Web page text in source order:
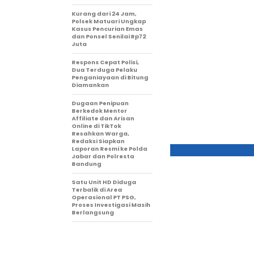
Kurang dari 24 Jam,
Polsek Matuari Ungkap
Kasus Pencurian Emas
dan Ponsel Senilai Rp72
Juta
Respons Cepat Polisi,
Dua Terduga Pelaku
Penganiayaan di Bitung
Diamankan
Dugaan Penipuan
Berkedok Mentor
Affiliate dan Arisan
Online di TikTok
Resahkan Warga,
Redaksi Siapkan
Laporan Resmi ke Polda
Jabar dan Polresta
Bandung
Satu Unit HD Diduga
Terbalik di Area
Operasional PT PSG,
Proses Investigasi Masih
Berlangsung